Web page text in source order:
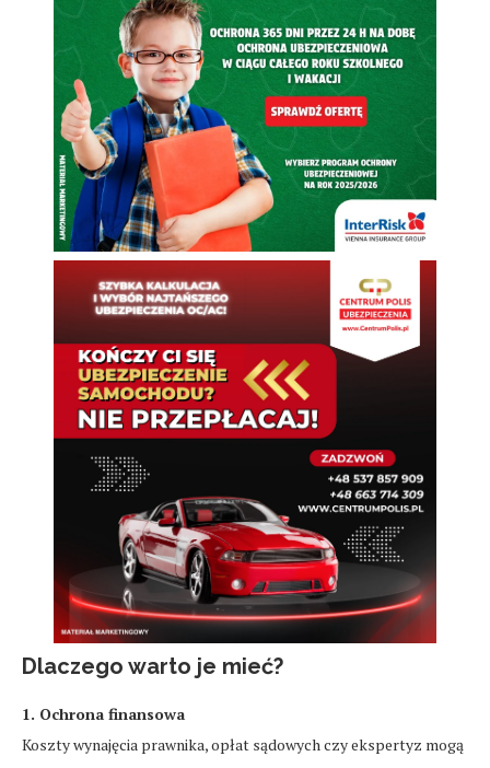
Dlaczego warto je mieć?
1. Ochrona finansowa
Koszty wynajęcia prawnika, opłat sądowych czy ekspertyz mogą